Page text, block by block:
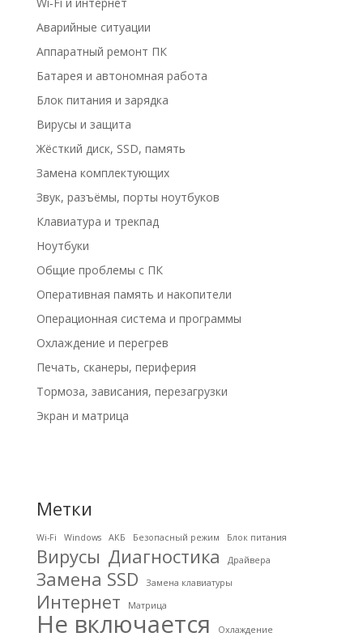
Аварийные ситуации
Аппаратный ремонт ПК
Батарея и автономная работа
Блок питания и зарядка
Вирусы и защита
Жёсткий диск, SSD, память
Замена комплектующих
Звук, разъёмы, порты ноутбуков
Клавиатура и трекпад
Ноутбуки
Общие проблемы с ПК
Оперативная память и накопители
Операционная система и программы
Охлаждение и перегрев
Печать, сканеры, периферия
Тормоза, зависания, перезагрузки
Экран и матрица
Метки
Wi-Fi Windows АКБ Безопасный режим Блок питания
Вирусы Диагностика Драйвера
Замена SSD Замена клавиатуры
Интернет Матрица
Не включается
Охлаждение